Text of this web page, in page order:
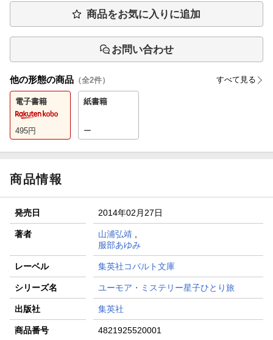
商品をお気に入りに追加
お問い合わせ
他の形態の商品 （全2件） すべて見る
電子書籍
495円
紙書籍
ー
商品情報
発売日 2014年02月27日
著者 山浦弘靖,
服部あゆみ
レーベル 集英社コバルト文庫
シリーズ名 ユーモア・ミステリー星子ひとり旅
出版社 集英社
商品番号 4821925520001